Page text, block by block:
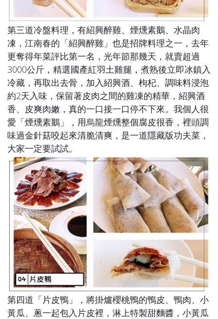
第三道冷盤料理，有紹興醉雞、煙燻素鵝、水晶肉
凍 ，江南春的「紹興醉雞」也是招牌料理之一，去年
更奪得年菜評比第一名，光年節那幾天，就賣超過
3000公斤，精選國產紅羽土雞腿，煮熟後立即冰鎮入
冷藏，再取出去骨，加入紹興酒、枸杞、調味料浸泡
約2天入味，保留著皮肉之間的雞凍的精華，紹興酒
香、皮爽肉嫩，真的一口接一口停不下來。我個人很
愛「煙燻素鵝」，用烏龍煙燻整個腐皮很香，裡頭調
味過金針菇咬起來清脆清爽，是一道隱藏版功夫菜，
大家一定要試試。
第四道「片皮鴨 」，將掛爐櫻桃鴨的鴨皮、鴨肉、小
黃瓜、蔥一起包入片皮裡，淋上特製甜麵醬，小黃瓜